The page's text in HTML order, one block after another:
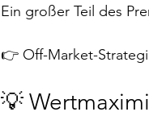
Ein großer Teil des
👉 Off-Market-
💡